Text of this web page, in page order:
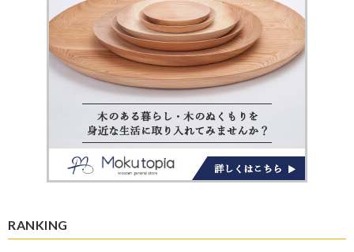
RANKING